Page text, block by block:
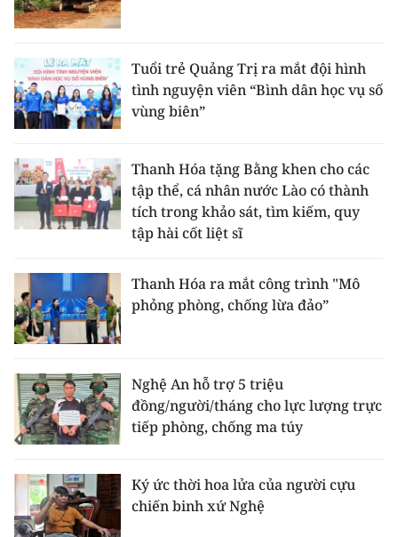
Tuổi trẻ Quảng Trị ra mắt đội hình
tình nguyện viên “Bình dân học vụ số
vùng biên”
Thanh Hóa tặng Bằng khen cho các
tập thể, cá nhân nước Lào có thành
tích trong khảo sát, tìm kiếm, quy
tập hài cốt liệt sĩ
Thanh Hóa ra mắt công trình "Mô
phỏng phòng, chống lừa đảo”
Nghệ An hỗ trợ 5 triệu
đồng/người/tháng cho lực lượng trực
tiếp phòng, chống ma túy
Ký ức thời hoa lửa của người cựu
chiến binh xứ Nghệ